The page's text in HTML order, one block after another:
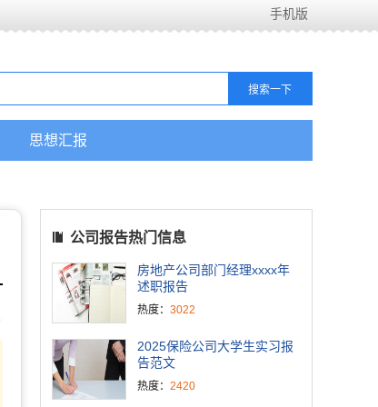
手机版
思想汇报
公司报告热门信息
房地产公司部门经理xxxx年
述职报告
热度： 3022
2025保险公司大学生实习报
告范文
热度： 2420